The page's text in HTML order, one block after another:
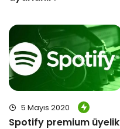
5 Mayıs 2020
Spotify premium üyelik